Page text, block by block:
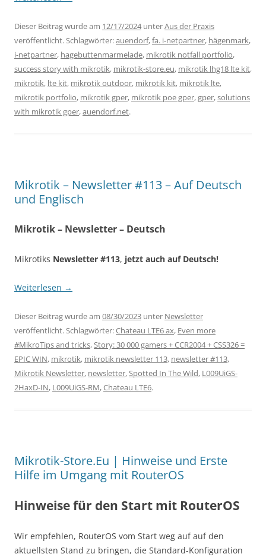
Dieser Beitrag wurde am 12/17/2024unterAus der Praxis
veröffentlicht. Schlagwörter:auendorf,fa. i-netpartner, hägenmark,
i-netpartner, hagebuttenmarmelade, mikrotik notfall portfolio,
success story with mikrotik, mikrotik-store.eu, mikrotik lhg18 lte kit,
mikrotik, lte kit, mikrotik outdoor, mikrotik kit, mikrotik lte,
mikrotik portfolio, mikrotik gper, mikrotik poe gper,gper,solutions
with mikrotik gper,auendorf.net.
Mikrotik – Newsletter #113 – Auf Deutsch
und Englisch
Mikrotik – Newsletter – Deutsch
Mikrotiks Newsletter #113, jetzt auch auf Deutsch!
Weiterlesen →
Dieser Beitrag wurde am 08/30/2023 unter Newsletter
veröffentlicht. Schlagwörter:Chateau LTE6 ax, Even more
#MikroTips and tricks,Story: 30 000 gamers + CCR2004 + CSS326 =
EPIC WIN, mikrotik, mikrotik newsletter 113, newsletter #113,
Mikrotik Newsletter, newsletter,Spotted In The Wild, L009UiGS-
2HaxD-IN, L009UiGS-RM,Chateau LTE6.
Mikrotik-Store.Eu | Hinweise und Erste
Hilfe im Umgang mit RouterOS
Hinweise für den Start mit RouterOS
Wir empfehlen, RouterOS vom Start weg auf auf den
aktuellsten Stand zu bringen, die Standard-Konfiguration